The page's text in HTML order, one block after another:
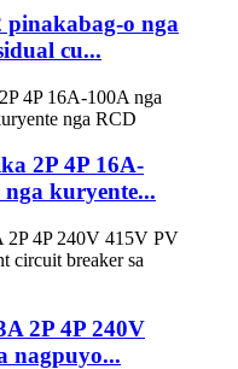
o nga
cu...
2P 4P 16A-
kuryente...
2P 4P 240V
nagpuyo...